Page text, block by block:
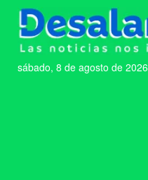
sábado, 8 de agosto de 2026